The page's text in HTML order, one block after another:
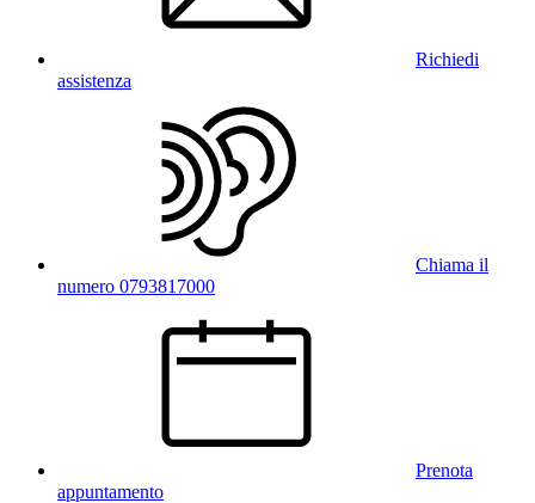
Richiedi
assistenza
Chiama il
numero 0793817000
Prenota
appuntamento